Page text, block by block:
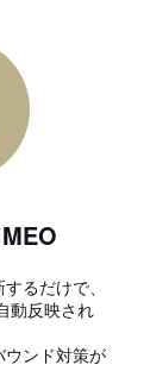
るだけで、
動反映され
ウンド対策が